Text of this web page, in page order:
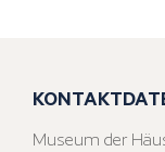
Museum der